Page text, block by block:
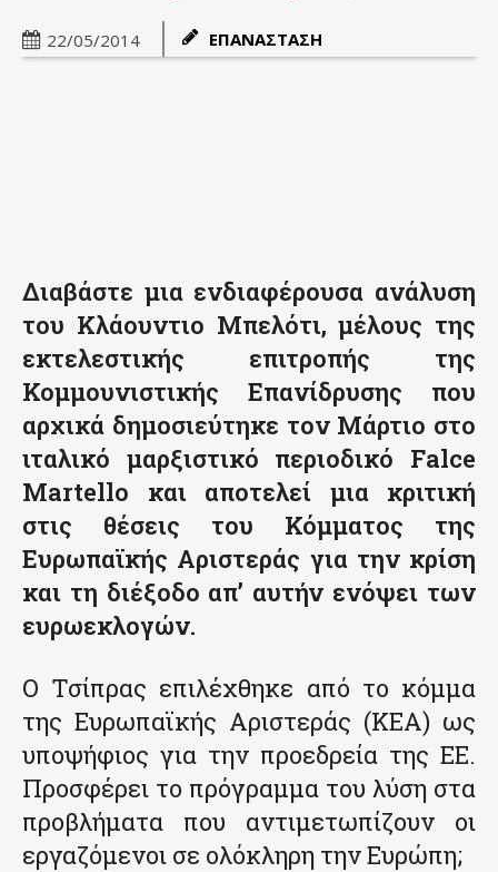
22/05/2014 ΕΠΑΝΑΣΤΑΣΗ
Διαβάστε μια ενδιαφέρουσα ανάλυση
του Κλάουντιο Μπελότι, μέλους της
εκτελεστικής επιτροπής της
Κομμουνιστικής Επανίδρυσης που
αρχικά δημοσιεύτηκε τον Μάρτιο στο
ιταλικό μαρξιστικό περιοδικό Falce
Martello και αποτελεί μια κριτική
στις θέσεις του Κόμματος της
Ευρωπαϊκής Αριστεράς για την κρίση
και τη διέξοδο απ’ αυτήν ενόψει των
ευρωεκλογών.
Ο Τσίπρας επιλέχθηκε από το κόμμα
της Ευρωπαϊκής Αριστεράς (ΚΕΑ) ως
υποψήφιος για την προεδρεία της ΕΕ.
Προσφέρει το πρόγραμμα του λύση στα
προβλήματα που αντιμετωπίζουν οι
εργαζόμενοι σε ολόκληρη την Ευρώπη;